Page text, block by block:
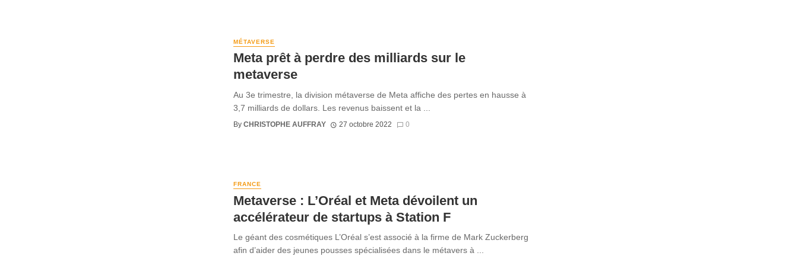
MÉTAVERSE
Meta prêt à perdre des milliards sur le
metaverse
Au 3e trimestre, la division métaverse de Meta affiche des pertes en hausse à
3,7 milliards de dollars. Les revenus baissent et la ...
By CHRISTOPHE AUFFRAY 27 octobre 2022 0
FRANCE
Metaverse : L’Oréal et Meta dévoilent un
accélérateur de startups à Station F
Le géant des cosmétiques L’Oréal s’est associé à la firme de Mark Zuckerberg
afin d’aider des jeunes pousses spécialisées dans le métavers à ...